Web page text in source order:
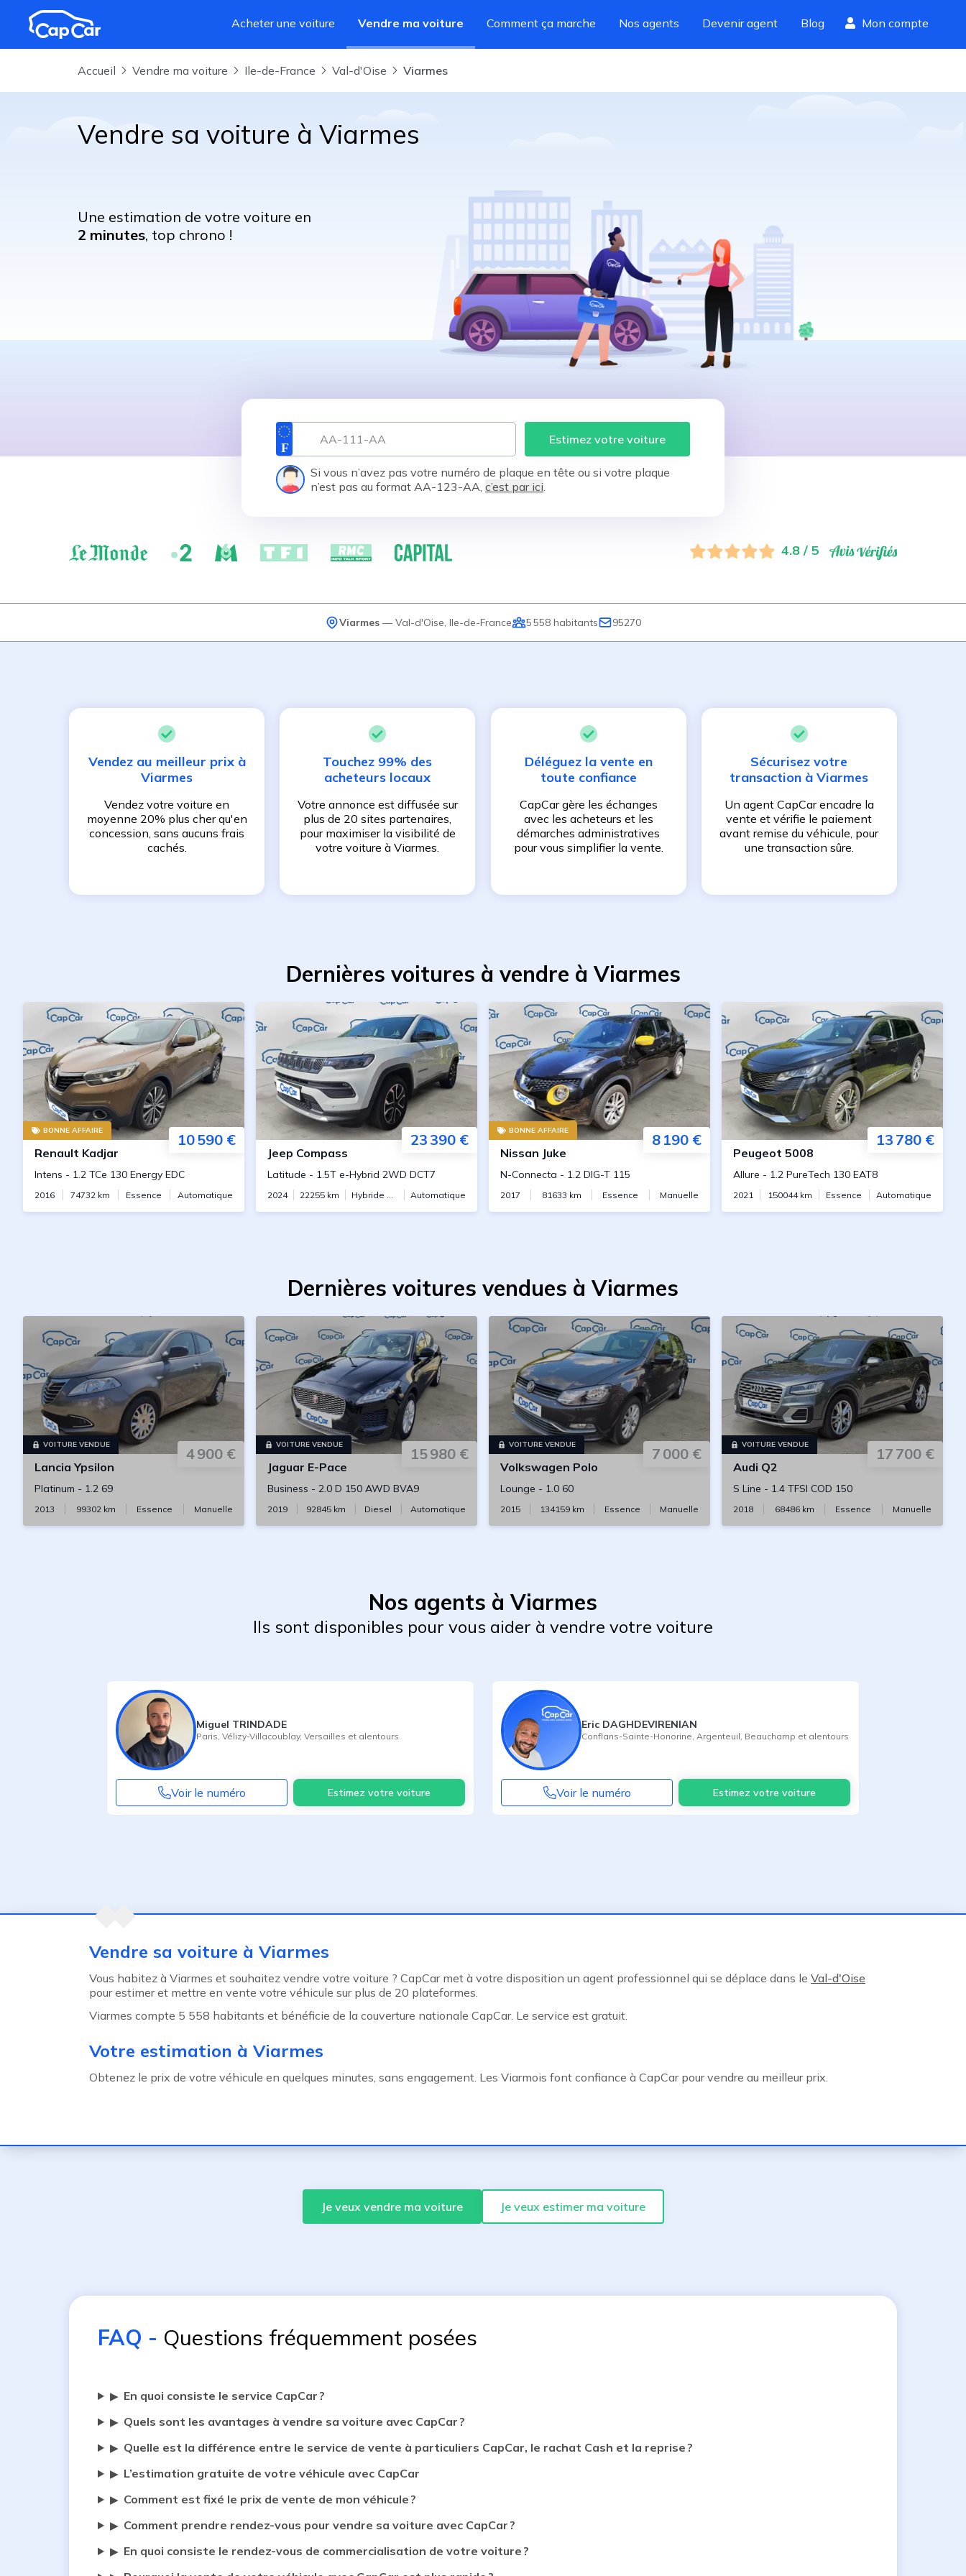
Aller au contenu principal
Acheter une voiture
Vendre ma voiture Comment ça marche Nos agents Devenir agent Blog Mon compte
Accueil Vendre ma voiture Ile-de-France Val-d'Oise Viarmes
Vendre sa voiture à Viarmes
Une estimation de votre voiture en
2 minutes, top chrono !
Estimez votre voiture
Si vous n’avez pas votre numéro de plaque en tête ou si votre plaque
n’est pas au format AA-123-AA, c’est par ici.
4.8 / 5
Viarmes — Val-d'Oise Ile-de-France 5 558 habitants 95270
Vendez au meilleur prix à
Viarmes
Vendez votre voiture en
moyenne 20% plus cher qu'en
concession, sans aucuns frais
cachés.
Touchez 99% des
acheteurs locaux
Votre annonce est diffusée sur
plus de 20 sites partenaires,
pour maximiser la visibilité de
votre voiture àViarmes.
Déléguez la vente en
toute confiance
CapCar gère les échanges
avec les acheteurs et les
démarches administratives
pour vous simplifier la vente.
Sécurisez votre
transaction àViarmes
Un agent CapCar encadre la
vente et vérifie le paiement
avant remise du véhicule, pour
une transaction sûre.
Dernières voitures à vendre à Viarmes
BONNE AFFAIRE
10 590 €
Renault Kadjar
Intens - 1.2 TCe 130 Energy EDC
2016 74732 km Essence Automatique
23 390 €
Jeep Compass
Latitude - 1.5T e-Hybrid 2WD DCT7
2024 22255 km Hybride essence Automatique
BONNE AFFAIRE
8 190 €
Nissan Juke
N-Connecta - 1.2 DIG-T 115
2017 81633 km Essence Manuelle
13 780 €
Peugeot 5008
Allure - 1.2 PureTech 130 EAT8
2021 150044km Essence Automatique
Dernières voitures vendues à Viarmes
VOITURE VENDUE
4 900 €
Lancia Ypsilon
Platinum - 1.2 69
2013 99302km Essence Manuelle
VOITURE VENDUE
15 980 €
Jaguar E-Pace
Business - 2.0 D 150 AWD BVA9
2019 92845 km Diesel Automatique
VOITURE VENDUE
7 000 €
Volkswagen Polo
Lounge - 1.0 60
2015 134159 km Essence Manuelle
VOITURE VENDUE
17 700 €
Audi Q2
S Line - 1.4 TFSI COD 150
2018 68486km Essence Manuelle
Nos agents à Viarmes
Ils sont disponibles pour vous aider à vendre votre voiture
Miguel TRINDADE
Paris Vélizy-Villacoublay, Versailles et alentours
Voir le numéro Estimez votre voiture
Eric DAGHDEVIRENIAN
Conflans-Sainte-Honorine Argenteuil Beauchamp et alentours
Voir le numéro Estimez votre voiture
Agent précédentVendre sa voiture à Viarmes
Vous habitez à Viarmes et souhaitez vendre votre voiture ? CapCar met à votre disposition un agent professionnel qui se déplace dans le Val-d'Oise
pour estimer et mettre en vente votre véhicule sur plus de 20 plateformes.
Viarmes compte 5 558 habitants et bénéficie de la couverture nationale CapCar. Le service est gratuit.
Votre estimation à Viarmes
Obtenez le prix de votre véhicule en quelques minutes, sans engagement. Les Viarmois font confiance à CapCar pour vendre au meilleur prix.
Je veux vendre ma voiture Je veux estimer ma voiture
FAQ - Questions fréquemment posées
▶ En quoi consiste le service CapCar ?
▶ Quels sont les avantages à vendre sa voiture avec CapCar ?
▶ Quelle est la différence entre le service de vente à particuliers CapCar, le rachat Cash et la reprise ?
▶ L’estimation gratuite de votre véhicule avec CapCar
▶ Comment est fixé le prix de vente de mon véhicule ?
▶ Comment prendre rendez-vous pour vendre sa voiture avec CapCar ?
▶ En quoi consiste le rendez-vous de commercialisation de votre voiture ?